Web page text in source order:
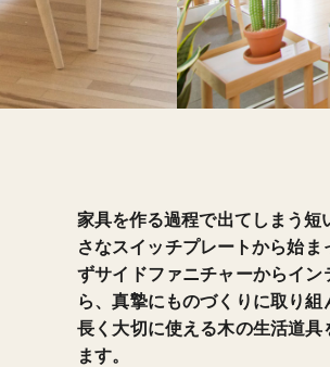
家具を作る過程で出てしまう
さなスイッチプレートから始
ずサイドファニチャーからイ
ら、真摯にものづくりに取り組
長く大切に使える木の生活道
ます。